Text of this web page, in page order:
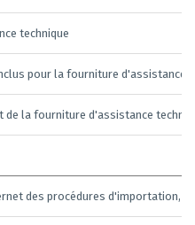
technique
pour la fourniture d'assistance
la fourniture d'assistance
des procédures d'importation,